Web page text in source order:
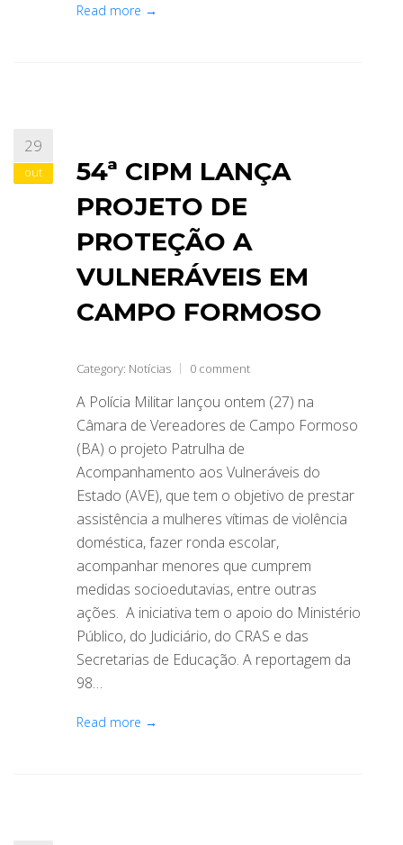
Read more →
29
out
54ª CIPM LANÇA
PROJETO DE
PROTEÇÃO A
VULNERÁVEIS EM
CAMPO FORMOSO
Category: Notícias 0 comment
A Polícia Militar lançou ontem (27) na
Câmara de Vereadores de Campo Formoso
(BA) o projeto Patrulha de
Acompanhamento aos Vulneráveis do
Estado (AVE), que tem o objetivo de prestar
assistência a mulheres vítimas de violência
doméstica, fazer ronda escolar,
acompanhar menores que cumprem
medidas socioedutavias, entre outras
ações. A iniciativa tem o apoio do Ministério
Público, do Judiciário, do CRAS e das
Secretarias de Educação. A reportagem da
98…
Read more →